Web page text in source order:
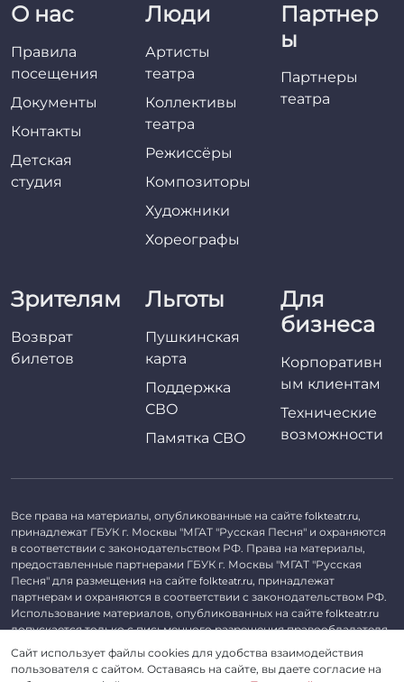
О нас
Правила
посещения
Документы
Контакты
Детская
студия
Люди
Артисты
театра
Коллективы
театра
Режиссёры
Композиторы
Художники
Хореографы
Партнер
ы
Партнеры
театра
Зрителям
Возврат
билетов
Льготы
Пушкинская
карта
Поддержка
СВО
Памятка СВО
Для
бизнеса
Корпоративн
ым клиентам
Технические
возможности
Все права на материалы, опубликованные на сайте folkteatr.ru,
принадлежат ГБУК г. Москвы "МГАТ "Русская Песня" и охраняются
в соответствии с законодательством РФ. Права на материалы,
предоставленные партнерами ГБУК г. Москвы "МГАТ "Русская
Песня" для размещения на сайте folkteatr.ru, принадлежат
партнерам и охраняются в соответствии с законодательством РФ.
Использование материалов, опубликованных на сайте folkteatr.ru
допускается только с письменного разрешения правообладателя.
©2026 ГБУК г. Москвы «МГАТ «Русская песня». ОГРН 1027739279182,
ИНН 7714039052.
Сайт использует файлы cookies для удобства взаимодействия
пользователя с сайтом. Оставаясь на сайте, вы даете согласие на